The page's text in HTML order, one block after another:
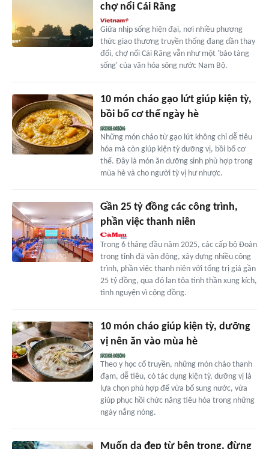
chợ nổi Cái Răng
Giữa nhịp sống hiện đại, nơi nhiều phương
thức giao thương truyền thống đang dần thay
đổi, chợ nổi Cái Răng vẫn như một 'bảo tàng
sống' của văn hóa sông nước Nam Bộ.
10 món cháo gạo lứt giúp kiện tỳ,
bồi bổ cơ thể ngày hè
Những món cháo từ gạo lứt không chỉ dễ tiêu
hóa mà còn giúp kiện tỳ dưỡng vị, bồi bổ cơ
thể. Đây là món ăn dưỡng sinh phù hợp trong
mùa hè và cho người tỳ vị hư nhược.
Gần 25 tỷ đồng các công trình,
phần việc thanh niên
Trong 6 tháng đầu năm 2025, các cấp bộ Đoàn
trong tỉnh đã vận động, xây dựng nhiều công
trình, phần việc thanh niên với tổng trị giá gần
25 tỷ đồng, qua đó lan tỏa tinh thần xung kích,
tình nguyện vì cộng đồng.
10 món cháo giúp kiện tỳ, dưỡng
vị nên ăn vào mùa hè
Theo y học cổ truyền, những món cháo thanh
đạm, dễ tiêu, có tác dụng kiện tỳ, dưỡng vị là
lựa chọn phù hợp để vừa bổ sung nước, vừa
giúp phục hồi chức năng tiêu hóa trong những
ngày nắng nóng.
Muốn da đẹp từ bên trong, đừng